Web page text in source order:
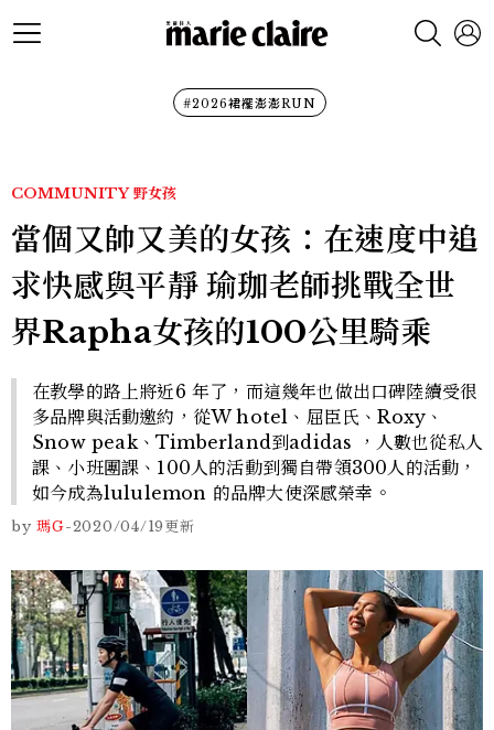
#2026裙襬澎澎RUN
COMMUNITY 野女孩
當個又帥又美的女孩：在速度中追
求快感與平靜 瑜珈老師挑戰全世
界Rapha女孩的100公里騎乘
在教學的路上將近6 年了，而這幾年也做出口碑陸續受很
多品牌與活動邀約，從W hotel、屈臣氏、Roxy、
Snow peak、Timberland到adidas ，人數也從私人
課、小班團課、100人的活動到獨自帶領300人的活動，
如今成為lululemon 的品牌大使深感榮幸。
by 瑪G-2020/04/19更新